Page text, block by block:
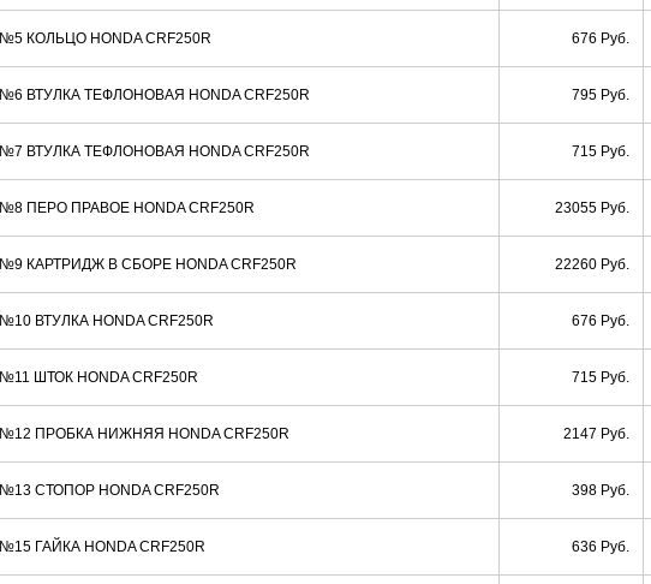
№5 КОЛЬЦО HONDA CRF250R 676 Руб.
№6 ВТУЛКА ТЕФЛОНОВАЯ HONDA CRF250R 795 Руб.
№7 ВТУЛКА ТЕФЛОНОВАЯ HONDA CRF250R 715 Руб.
№8 ПЕРО ПРАВОЕ HONDA CRF250R 23055 Руб.
№9 КАРТРИДЖ В СБОРЕ HONDA CRF250R 22260 Руб.
№10 ВТУЛКА HONDA CRF250R 676 Руб.
№11 ШТОК HONDA CRF250R 715 Руб.
№12 ПРОБКА НИЖНЯЯ HONDA CRF250R 2147 Руб.
№13 СТОПОР HONDA CRF250R 398 Руб.
№15 ГАЙКА HONDA CRF250R 636 Руб.